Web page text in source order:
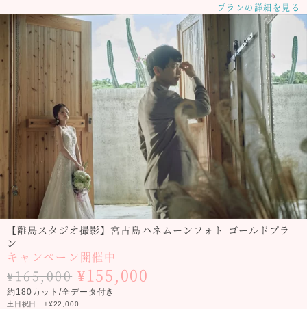
プランの詳細を見る
【離島スタジオ撮影】宮古島ハネムーンフォト ゴールドプラ
ン
キャンペーン開催中
¥165,000 ¥155,000
約180カット/全データ付き
土日祝日 +¥22,000